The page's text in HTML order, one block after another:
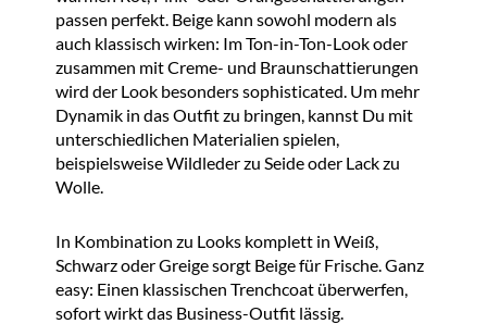
passen perfekt. Beige kann sowohl modern als
auch klassisch wirken: Im Ton-in-Ton-Look oder
zusammen mit Creme- und Braunschattierungen
wird der Look besonders sophisticated. Um mehr
Dynamik in das Outfit zu bringen, kannst Du mit
unterschiedlichen Materialien spielen,
beispielsweise Wildleder zu Seide oder Lack zu
Wolle.
In Kombination zu Looks komplett in Weiß,
Schwarz oder Greige sorgt Beige für Frische. Ganz
easy: Einen klassischen Trenchcoat überwerfen,
sofort wirkt das Business-Outfit lässig.